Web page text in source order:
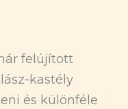
felújított
kastély
és különféle